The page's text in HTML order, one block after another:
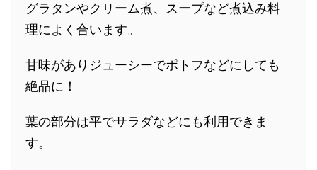
グラタンやクリーム煮、スープなど煮込み料
理によく合います。
甘味がありジューシーでポトフなどにしても
絶品に！
葉の部分は平でサラダなどにも利用できま
す。